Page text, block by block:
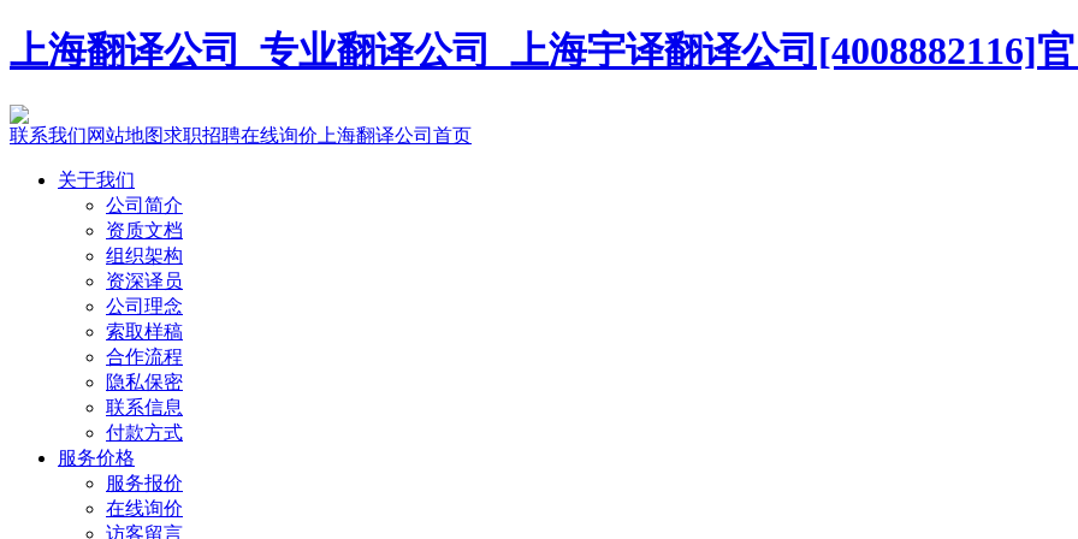
上海翻译公司_专业翻译公司_上海宇译翻译公司[4008882116]
联系我们网站地图求职招聘在线询价 上海翻译公司首页
关于我们
公司简介
资质文档
组织架构
资深译员
公司理念
索取样稿
合作流程
隐私保密
联系信息
付款方式
服务价格
服务报价
在线询价
访客留言